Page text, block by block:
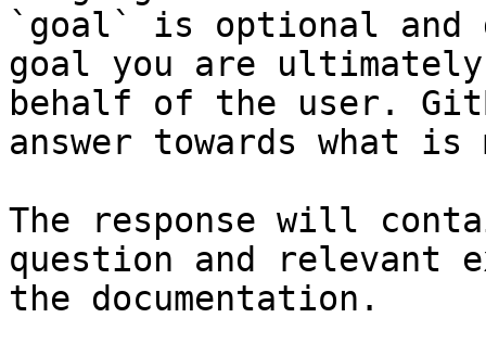
`goal` is optional and
goal you are
behalf of the user.
answer towards what
The response will
question and relevant
the documentation.